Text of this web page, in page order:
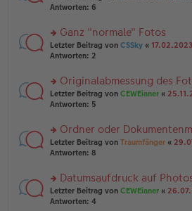
g
er
tr
a
g
el
e
n
er
tr
a
g
te
n
g
el
e
n
er
tr
a
g
Antworten: 6
rs
te
n
g
el
e
n
er
tr
a
g
Ganz "normale" Fotos
Letzter Beitrag von CSSky «
Antworten: 2
rs
te
n
g
el
e
n
er
Originalabmessung des
Letzter Beitrag von CEWEianer «
Antworten: 5
rs
te
n
g
el
Ordner oder
Letzter Beitrag von Traumfänger «
Antworten: 8
rs
te
Datumsaufdruck auf
Letzter Beitrag von CEWEianer «
Antworten: 4